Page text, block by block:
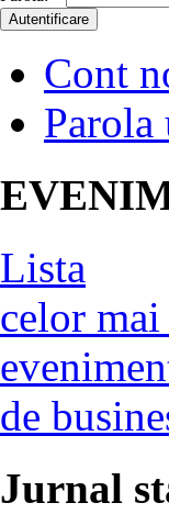
Cont
Parola
Lista
celor
de
Jurnal